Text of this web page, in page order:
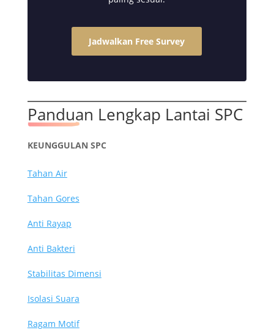
Jadwalkan Free Survey
Panduan Lengkap Lantai SPC
KEUNGGULAN SPC
Tahan Air
Tahan Gores
Anti Rayap
Anti Bakteri
Stabilitas Dimensi
Isolasi Suara
Ragam Motif